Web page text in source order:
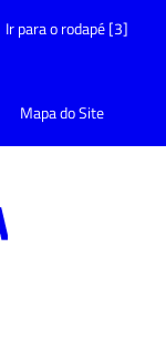
Ir para o rodapé [3]
Mapa do Site